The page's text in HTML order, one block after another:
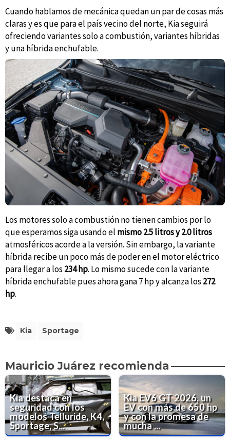
Cuando hablamos de mecánica quedan un par de cosas más
claras y es que para el país vecino del norte, Kia seguirá
ofreciendo variantes solo a combustión, variantes híbridas
y una híbrida enchufable.
Los motores solo a combustión no tienen cambios por lo
que esperamos siga usando el mismo 2.5 litros y 2.0 litros
atmosféricos acorde a la versión. Sin embargo, la variante
híbrida recibe un poco más de poder en el motor eléctrico
para llegar a los 234 hp. Lo mismo sucede con la variante
híbrida enchufable pues ahora gana 7 hp y alcanza los 272
hp.
Kia Sportage
Mauricio Juárez recomienda
Kia destaca en
seguridad con los
modelos Telluride, K4,
Sportage, S...
Kia EV6 GT 2026, un
EV con más de 650 hp
y con la promesa de
mucha ...